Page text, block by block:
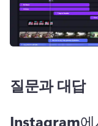
질문과 대답
Instagram에